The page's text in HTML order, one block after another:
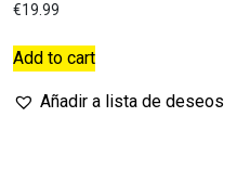
€19.99
Add to cart
Añadir a lista de deseos